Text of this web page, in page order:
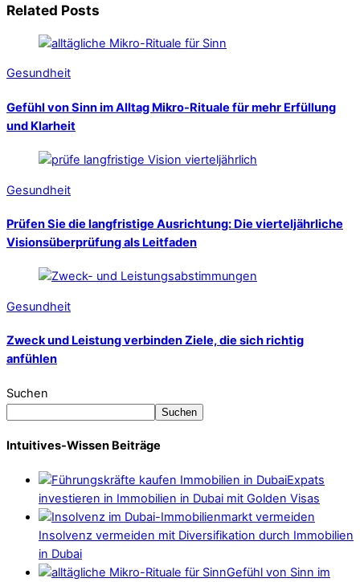
Related Posts
Gesundheit
Gefühl von Sinn im Alltag Mikro-Rituale für mehr Erfüllung
und Klarheit
Gesundheit
Prüfen Sie die langfristige Ausrichtung: Die vierteljährliche
Visionsüberprüfung als Leitfaden
Gesundheit
Zweck und Leistung verbinden Ziele, die sich richtig
anfühlen
Suchen
Suchen
Intuitives-Wissen Beiträge
Expats
investieren in Immobilien in Dubai mit Golden Visas
Insolvenz vermeiden mit Diversifikation durch Immobilien
in Dubai
Gefühl von Sinn im